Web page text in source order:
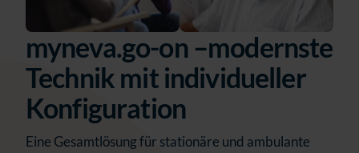
myneva.go-on –modernste
Technik mit individueller
Konfiguration
Eine Gesamtlösung für stationäre und ambulante